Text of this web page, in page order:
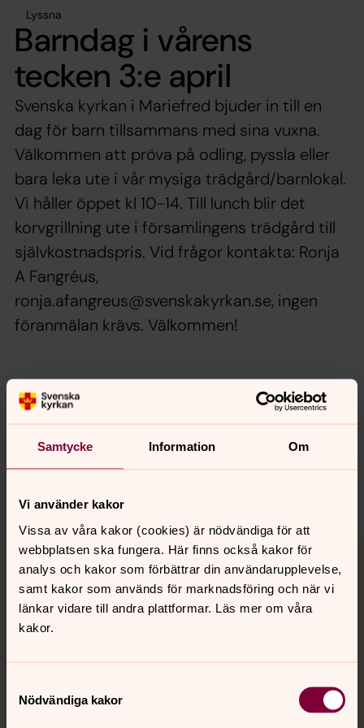
Samtycke Information Om
Vi använder kakor
Vissa av våra kakor (cookies) är nödvändiga för att
webbplatsen ska fungera. Här finns också kakor för
analys och kakor som förbättrar din användarupplevelse,
samt kakor som används för marknadsföring och när vi
länkar vidare till andra plattformar. Läs mer om våra
kakor.
Nödvändiga kakor
Lyssna
Barndag i vårens
tecken 3:e april
Svenska kyrkan i Mariefred bjuder in till en
dag för barn tillsammans med sina vuxna.
Välkommen att pröva på odling, pyssla eller
bara leka ute i vår mysiga trädgård/barnlokal.
Vi håller öppet kl 10-14. Till lunch blir det
korvgrillning ute i församlingens trädgård till
självkostnadspris. Vid frågor kontakta: Ronja
A Fangréus,
ronja.afangreus@svenskakyrkan.se, ingen
föranmälan krävs. Välkommen!
Senast ändrad 19 mars 2024
Synpunkter eller frågor på sidans
innehåll?
mariefreds.forsamling@svenskakyrkan.se
Dela
Tillbaka till toppen
Tillbaka till innehållet
Kontakt
Kalender